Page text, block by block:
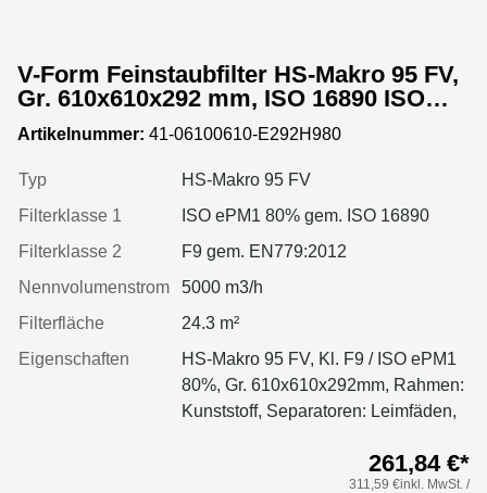
V-Form Feinstaubfilter HS-Makro 95 FV,
Gr. 610x610x292 mm, ISO 16890 ISO
ePM1 80%, Rahmen: Kunststoff,
Dichtung: einseitig, geschäumt
Artikelnummer: 41-06100610-E292H980
Typ
HS-Makro 95 FV
Filterklasse 1
ISO ePM1 80% gem. ISO 16890
Filterklasse 2
F9 gem. EN779:2012
Nennvolumenstrom
5000 m3/h
Filterfläche
24.3 m²
Eigenschaften
HS-Makro 95 FV, Kl. F9 / ISO ePM1
80%, Gr. 610x610x292mm, Rahmen:
Kunststoff, Separatoren: Leimfäden,
261,84 €*
311,59 €inkl. MwSt. /